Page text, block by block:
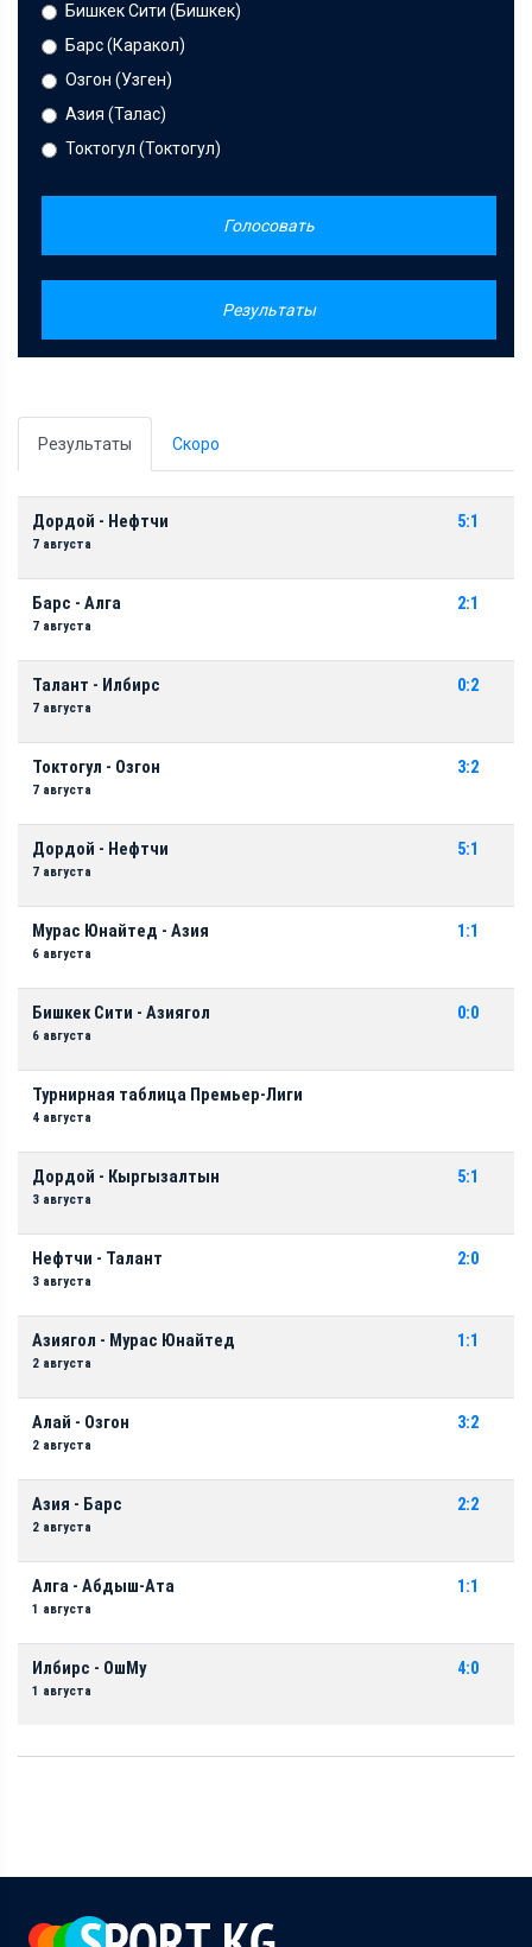
Бишкек Сити (Бишкек)
Барс (Каракол)
Озгон (Узген)
Азия (Талас)
Токтогул (Токтогул)
Голосовать
Результаты
Результаты Скоро
Дордой - Нефтчи
7 августа
5:1
Барс - Алга
7 августа
2:1
Талант - Илбирс
7 августа
0:2
Токтогул - Озгон
7 августа
3:2
Дордой - Нефтчи
7 августа
5:1
Мурас Юнайтед - Азия
6 августа
1:1
Бишкек Сити - Азиягол
6 августа
0:0
Турнирная таблица Премьер-Лиги
4 августа
Дордой - Кыргызалтын
3 августа
5:1
Нефтчи - Талант
3 августа
2:0
Азиягол - Мурас Юнайтед
2 августа
1:1
Алай - Озгон
2 августа
3:2
Азия - Барс
2 августа
2:2
Алга - Абдыш-Ата
1 августа
1:1
Илбирс - ОшМу
1 августа
4:0